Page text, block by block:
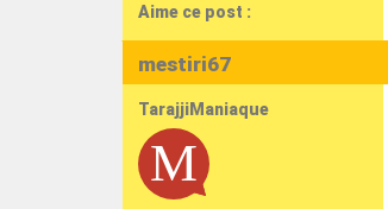
Aime ce post :
mestiri67
TarajjiManiaque